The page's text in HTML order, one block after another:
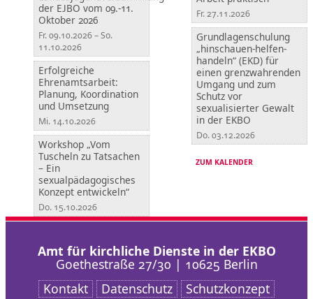
der EJBO vom 09.-11.
Oktober 2026
Fr. 09.10.2026 – So.
11.10.2026
Erfolgreiche
Ehrenamtsarbeit:
Planung, Koordination
und Umsetzung
Mi. 14.10.2026
Workshop „Vom
Tuscheln zu Tatsachen
– Ein
sexualpädagogisches
Konzept entwickeln“
Do. 15.10.2026
Fr. 27.11.2026
Grundlagenschulung
„hinschauen-helfen-
handeln“ (EKD) für
einen grenzwahrenden
Umgang und zum
Schutz vor
sexualisierter Gewalt
in der EKBO
Do. 03.12.2026
ZUM KALENDER
Amt für kirchliche Dienste in der EKBO
Goethestraße 27/30 | 10625 Berlin
Kontakt
Datenschutz
Schutzkonzept